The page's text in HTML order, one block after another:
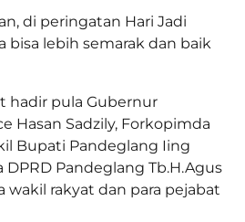
di peringatan Hari Jadi
bisa lebih semarak dan baik
hadir pula Gubernur
Hasan Sadzily, Forkopimda
Bupati Pandeglang Iing
DPRD Pandeglang Tb.H.Agus
wakil rakyat dan para pejabat